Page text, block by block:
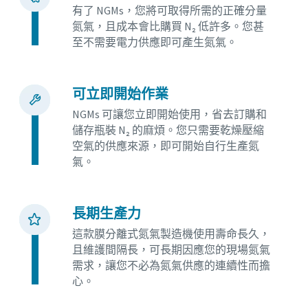
有了 NGMs，您將可取得所需的正確分量
氮氣，且成本會比購買 N₂ 低許多。您甚
至不需要電力供應即可產生氮氣。
可立即開始作業
NGMs 可讓您立即開始使用，省去訂購和
儲存瓶裝 N₂ 的麻煩。您只需要乾燥壓縮
空氣的供應來源，即可開始自行生產氮
氣。
長期生產力
這款膜分離式氮氣製造機使用壽命長久，
且維護間隔長，可長期因應您的現場氮氣
需求，讓您不必為氮氣供應的連續性而擔
心。